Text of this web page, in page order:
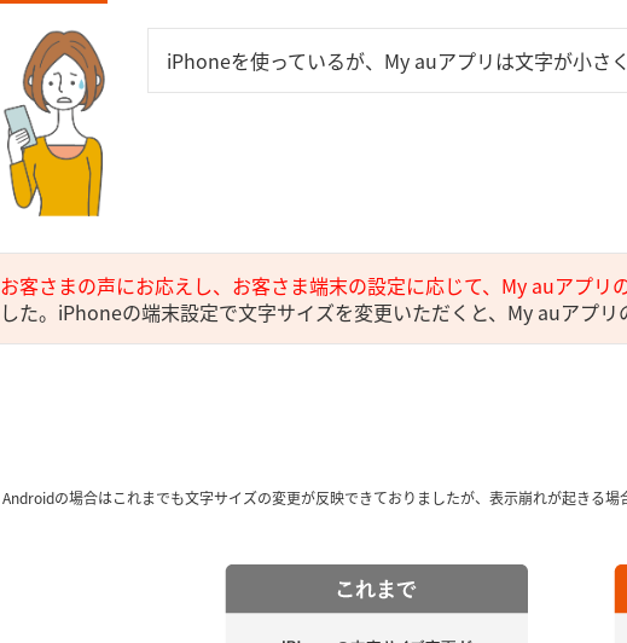
iPhoneを使っているが、My auアプリは文字が小さ
お客さまの声にお応えし、お客さま端末の設定に応じて、My auアプリ
した。iPhoneの端末設定で文字サイズを変更いただくと、My auアプリ
Androidの場合はこれまでも文字サイズの変更が反映できておりましたが、表示崩れが起きる場